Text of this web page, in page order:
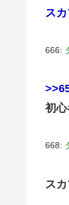
ス
666:
初
668:
ス